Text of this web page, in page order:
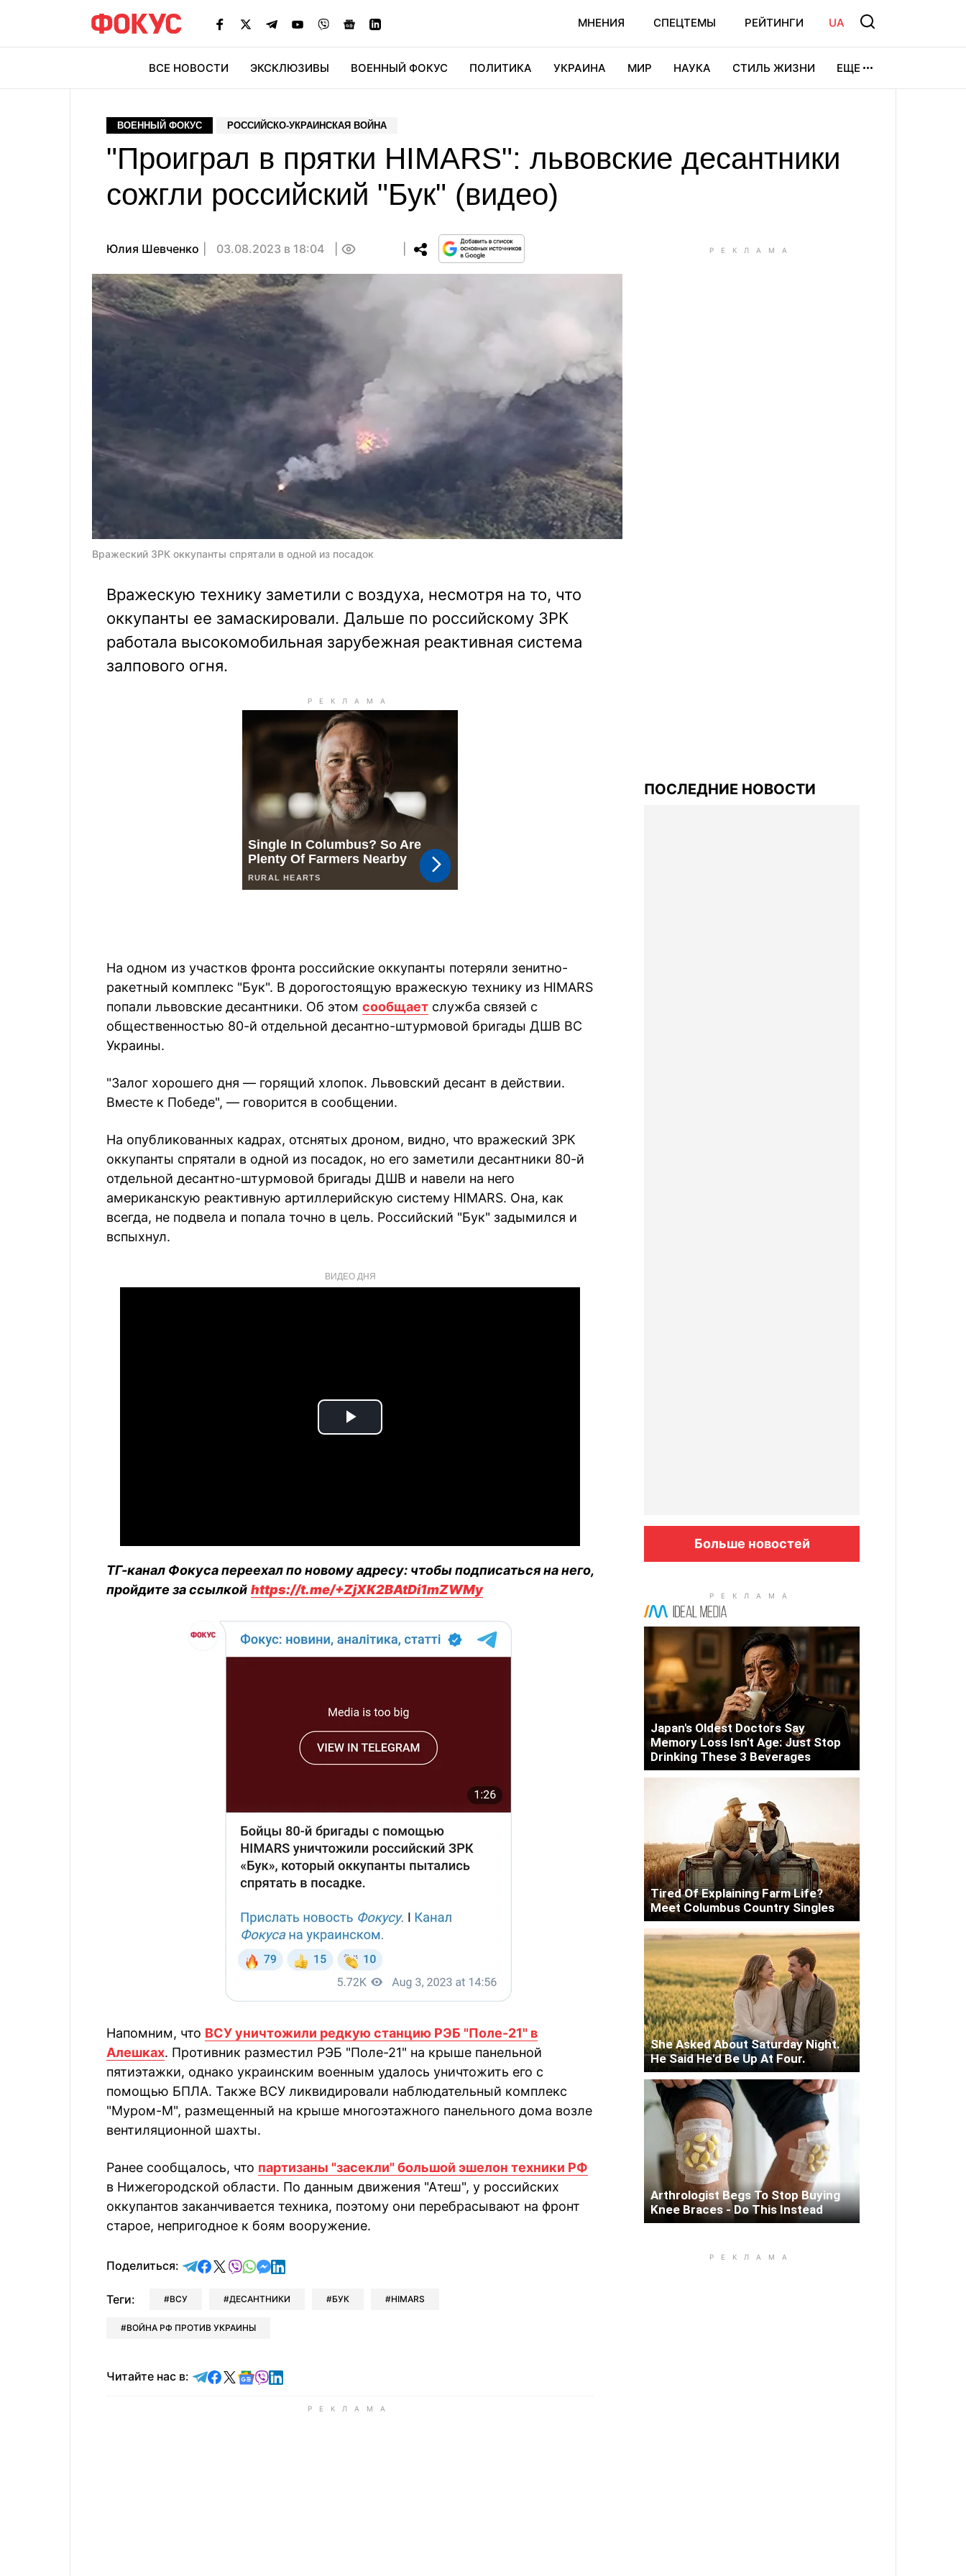
МНЕНИЯ СПЕЦТЕМЫ РЕЙТИНГИ UA
ВСЕ НОВОСТИ ЭКСКЛЮЗИВЫ ВОЕННЫЙ ФОКУС ПОЛИТИКА УКРАИНА МИР НАУКА СТИЛЬ ЖИЗНИ ЕЩЕ
ВОЕННЫЙ ФОКУС РОССИЙСКО-УКРАИНСКАЯ ВОЙНА
"Проиграл в прятки HIMARS": львовские десантники
сожгли российский "Бук" (видео)
Юлия Шевченко 03.08.2023 в 18:04
Вражеский ЗРК оккупанты спрятали в одной из посадок
Вражескую технику заметили с воздуха, несмотря на то, что
оккупанты ее замаскировали. Дальше по российскому ЗРК
работала высокомобильная зарубежная реактивная система
залпового огня.
На одном из участков фронта российские оккупанты потеряли зенитно-
ракетный комплекс "Бук". В дорогостоящую вражескую технику из HIMARS
попали львовские десантники. Об этом сообщает служба связей с
общественностью 80-й отдельной десантно-штурмовой бригады ДШВ ВС
Украины.
"Залог хорошего дня — горящий хлопок. Львовский десант в действии.
Вместе к Победе", — говорится в сообщении.
На опубликованных кадрах, отснятых дроном, видно, что вражеский ЗРК
оккупанты спрятали в одной из посадок, но его заметили десантники 80-й
отдельной десантно-штурмовой бригады ДШВ и навели на него
американскую реактивную артиллерийскую систему HIMARS. Она, как
всегда, не подвела и попала точно в цель. Российский "Бук" задымился и
вспыхнул.
ВИДЕО ДНЯ
Play
ТГ-канал Фокуса переехал по новому адресу: чтобы подписаться на него,
пройдите за ссылкой https://t.me/+ZjXK2BAtDi1mZWMy
Напомним, что ВСУ уничтожили редкую станцию РЭБ "Поле-21" в
Алешках. Противник разместил РЭБ "Поле-21" на крыше панельной
пятиэтажки, однако украинским военным удалось уничтожить его с
помощью БПЛА. Также ВСУ ликвидировали наблюдательный комплекс
"Муром-М", размещенный на крыше многоэтажного панельного дома возле
вентиляционной шахты.
Ранее сообщалось, что партизаны "засекли" большой эшелон техники РФ
в Нижегородской области. По данным движения "Атеш", у российских
оккупантов заканчивается техника, поэтому они перебрасывают на фронт
старое, непригодное к боям вооружение.
Поделиться: отправить в Telegram
поделиться в Facebook
поделиться в X
отправить в Viber
отправить в Whatsapp
отправить в Messenger
отправить в LinkedIn
Теги: ВСУ ДЕСАНТНИКИ БУК HIMARS
ВОЙНА РФ ПРОТИВ УКРАИНЫ
Читайте нас в: Читайте в Telegram
Читайте в Facebook
Читайте в X
Читайте в Google news
Читайте в Viber
Читайте в LinkedIn
ПОСЛЕДНИЕ НОВОСТИ
Больше новостей